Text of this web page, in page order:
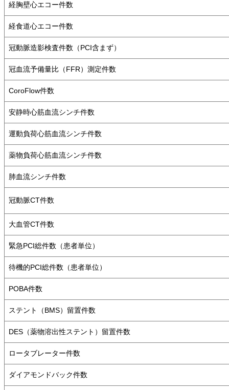
経胸壁心エコー件数
経食道心エコー件数
冠動脈造影検査件数（PCI含まず）
冠血流予備量比（FFR）測定件数
CoroFlow件数
安静時心筋血流シンチ件数
運動負荷心筋血流シンチ件数
薬物負荷心筋血流シンチ件数
肺血流シンチ件数
冠動脈CT件数
大血管CT件数
緊急PCI総件数（患者単位）
待機的PCI総件数（患者単位）
POBA件数
ステント（BMS）留置件数
DES（薬物溶出性ステント）留置件数
ロータブレーター件数
ダイアモンドバック件数